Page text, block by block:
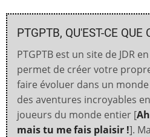
PTGPTB, QU'EST-CE QUE
PTGPTB est un site de JDR
permet de créer votre
faire évoluer dans un
des aventures incroyables
joueurs du monde entier [
mais tu me fais plaisir !].